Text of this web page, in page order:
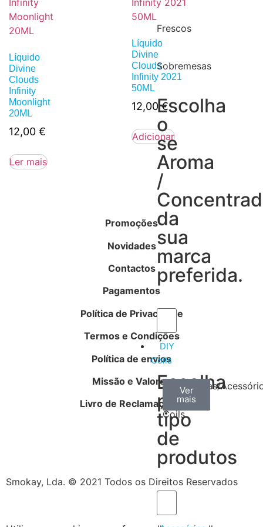
Frescos
Sobremesas
Escolha
o
se
Aroma
/
da
sua
marca
preferida.
DIY
Coils
Escolha
por
tipo
de
produtos
Arame
Coils
Ver
mais
Algodão
Ver
mais
Ferramentas/
Ver
mais
Líquido
Divine
Clouds
Infinity
Moonlight
20ML
12,00 €
Ler mais
Líquido
Divine
Clouds
Infinity 2021
50ML
12,00€
Adicionar
Promoções
Novidades
Contactos
Pagamentos
Política de Privacidade
Termos e Condições
Política de envios
Missão e Valores
Livro de Reclamações
Smokay, Lda. © 2021 Todos os Direitos Reservados